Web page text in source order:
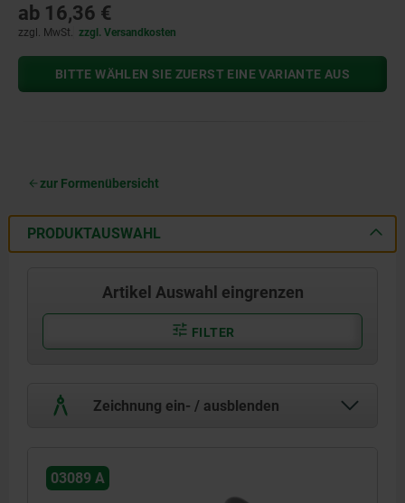
ab 16,36 €
zzgl. MwSt. zzgl. Versandkosten
BITTE WÄHLEN SIE ZUERST EINE VARIANTE AUS
zur Formenübersicht
PRODUKTAUSWAHL
Artikel Auswahl eingrenzen
FILTER
Zeichnung ein- / ausblenden
03089 A